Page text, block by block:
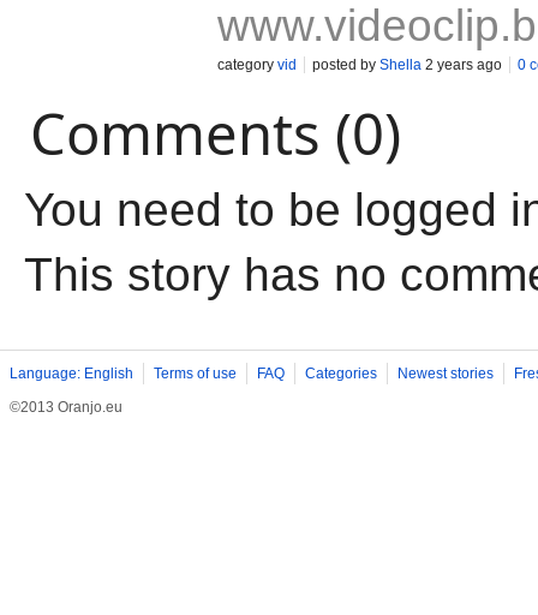
category vid posted by Shella 2 years ago 0
Comments (0)
You need to be logged
This story has no
Language: English Terms of use FAQ Categories Newest stories
©2013 Oranjo.eu